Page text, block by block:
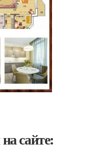
сайте: